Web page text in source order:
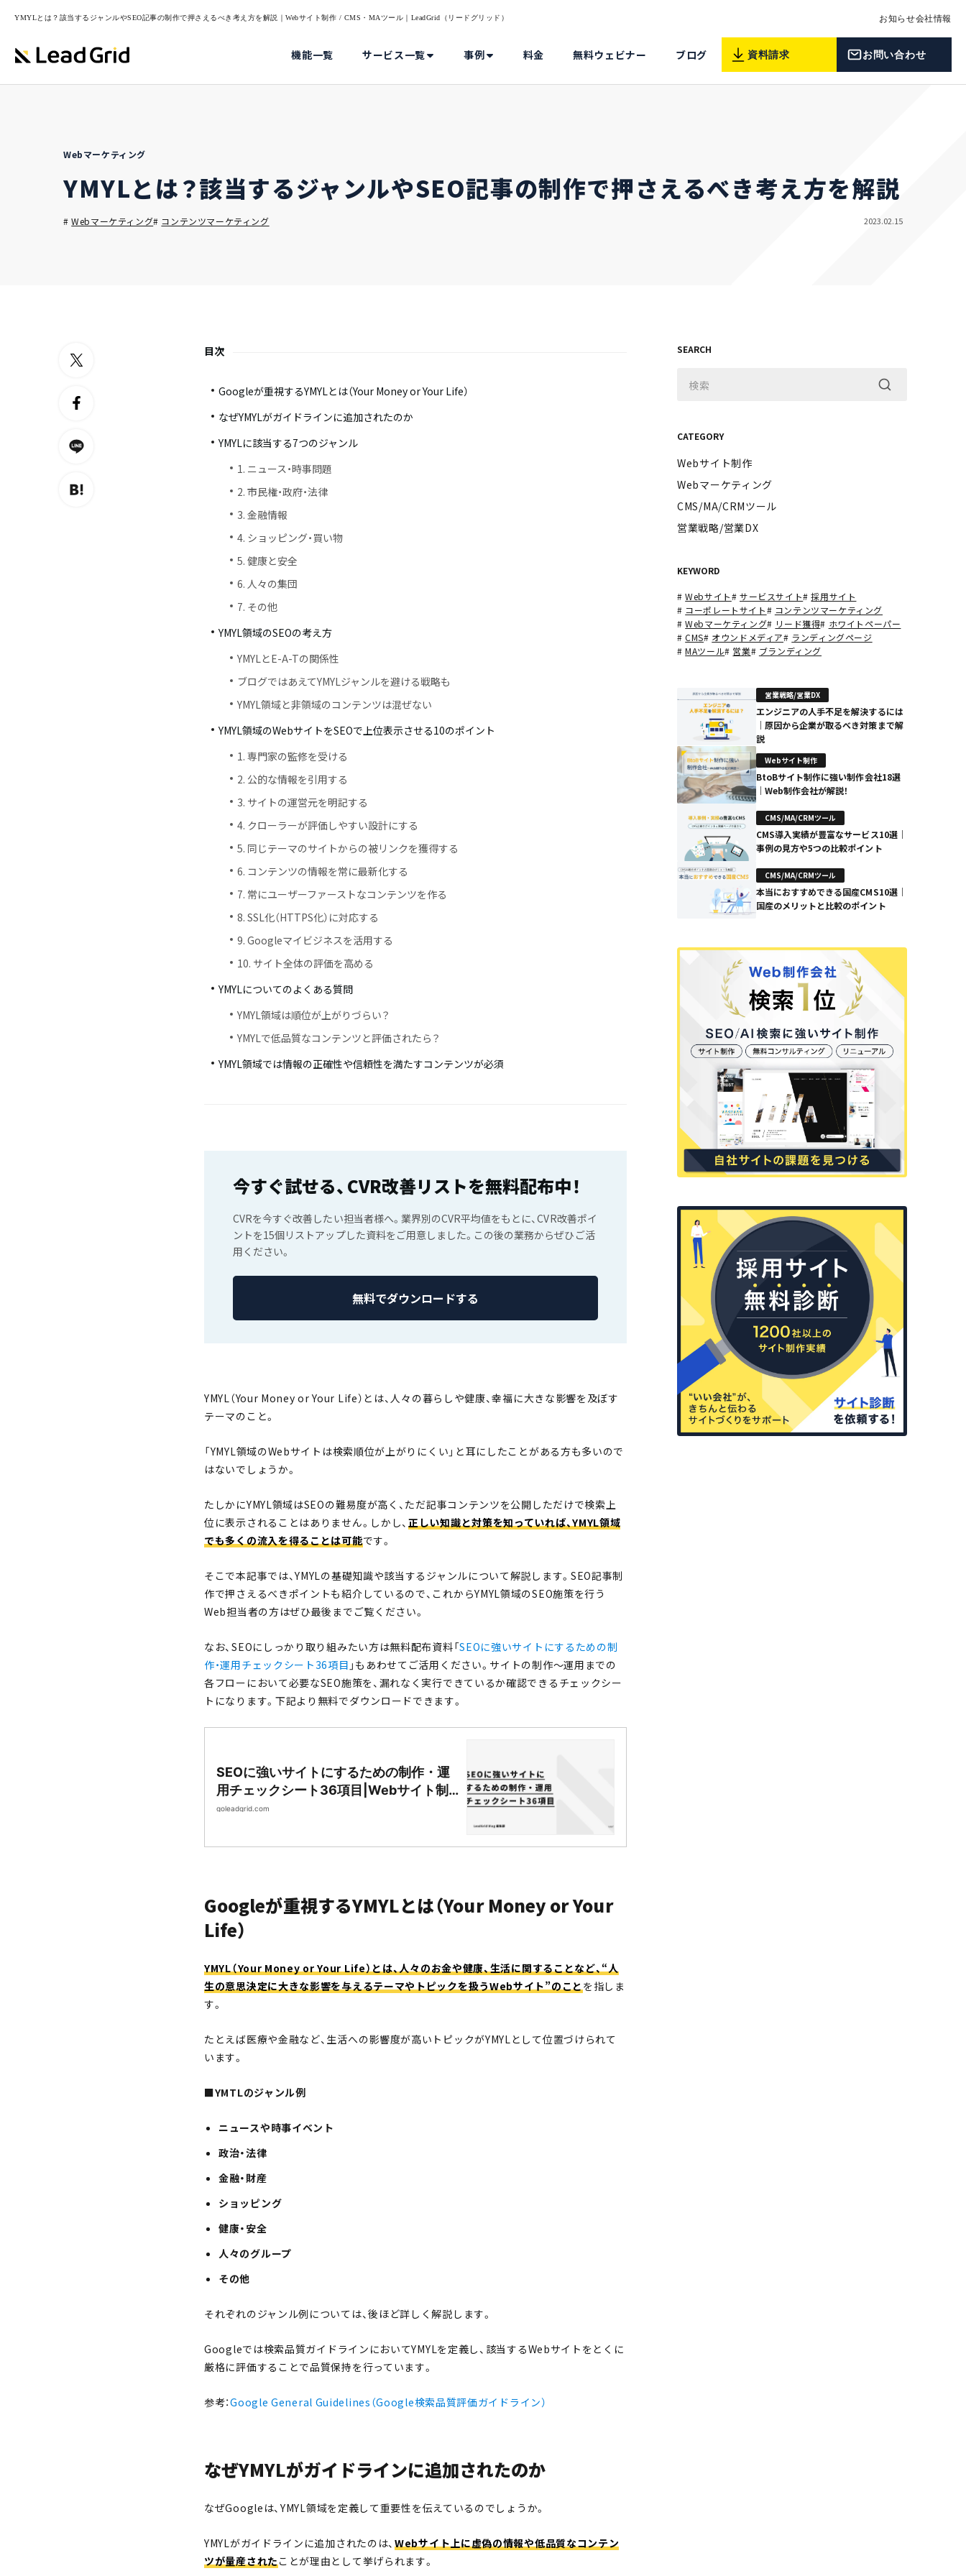
YMYLとは？該当するジャンルやSEO記事の制作で押さえるべき考え方を解説｜Webサイト制作 / CMS・MAツール｜LeadGrid（リードグリッド） お知らせ会社情報
機能一覧 サービス一覧 事例 料金 無料ウェビナー ブログ 資料請求 お問い合わせ
Webマーケティング
YMYLとは？該当するジャンルやSEO記事の制作で押さえるべき考え方を解説
#Webマーケティング# コンテンツマーケティング 2023.02.15
目次
Googleが重視するYMYLとは（Your Money or Your Life）
なぜYMYLがガイドラインに追加されたのか
YMYLに該当する7つのジャンル
1. ニュース・時事問題
2. 市民権・政府・法律
3. 金融情報
4. ショッピング・買い物
5. 健康と安全
6. 人々の集団
7. その他
YMYL領域のSEOの考え方
YMYLとE-A-Tの関係性
ブログではあえてYMYLジャンルを避ける戦略も
YMYL領域と非領域のコンテンツは混ぜない
YMYL領域のWebサイトをSEOで上位表示させる10のポイント
1. 専門家の監修を受ける
2. 公的な情報を引用する
3. サイトの運営元を明記する
4. クローラーが評価しやすい設計にする
5. 同じテーマのサイトからの被リンクを獲得する
6. コンテンツの情報を常に最新化する
7. 常にユーザーファーストなコンテンツを作る
8. SSL化（HTTPS化）に対応する
9. Googleマイビジネスを活用する
10. サイト全体の評価を高める
YMYLについてのよくある質問
YMYL領域は順位が上がりづらい？
YMYLで低品質なコンテンツと評価されたら？
YMYL領域では情報の正確性や信頼性を満たすコンテンツが必須
今すぐ試せる、CVR改善リストを無料配布中！
CVRを今すぐ改善したい担当者様へ。業界別のCVR平均値をもとに、CVR改善ポイ
ントを15個リストアップした資料をご用意しました。この後の業務からぜひご活
用ください。
無料でダウンロードする
YMYL（Your Money or Your Life）とは、人々の暮らしや健康、幸福に大きな影響を及ぼす
テーマのこと。
「YMYL領域のWebサイトは検索順位が上がりにくい」と耳にしたことがある方も多いので
はないでしょうか。
たしかにYMYL領域はSEOの難易度が高く、ただ記事コンテンツを公開しただけで検索上
位に表示されることはありません。しかし、正しい知識と対策を知っていれば、YMYL領域
でも多くの流入を得ることは可能です。
そこで本記事では、YMYLの基礎知識や該当するジャンルについて解説します。SEO記事制
作で押さえるべきポイントも紹介しているので、これからYMYL領域のSEO施策を行う
Web担当者の方はぜひ最後までご覧ください。
なお、SEOにしっかり取り組みたい方は無料配布資料「SEOに強いサイトにするための制
作・運用チェックシート36項目 」もあわせてご活用ください。サイトの制作〜運用までの
各フローにおいて必要なSEO施策を、漏れなく実行できているか確認できるチェックシー
トになります。下記より無料でダウンロードできます。
SEOに強いサイトにするための制作・運
用チェックシート36項目|Webサイト制
作・CMS開発｜LeadGrid
goleadgrid.com
Googleが重視するYMYLとは（Your Money or Your
Life）
YMYL（Your Money or Your Life）とは、人々のお金や健康、生活に関することなど、“人
生の意思決定に大きな影響を与えるテーマやトピックを扱うWebサイト”のことを指しま
す。
たとえば医療や金融など、生活への影響度が高いトピックがYMYLとして位置づけられて
います。
■YMTLのジャンル例
ニュースや時事イベント
政治・法律
金融・財産
ショッピング
健康・安全
人々のグループ
その他
それぞれのジャンル例については、後ほど詳しく解説します。
Googleでは検索品質ガイドラインにおいてYMYLを定義し、該当するWebサイトをとくに
厳格に評価することで品質保持を行っています。
参考：Google General Guidelines（Google検索品質評価ガイドライン）
なぜYMYLがガイドラインに追加されたのか
なぜGoogleは、YMYL領域を定義して重要性を伝えているのでしょうか。
YMYLがガイドラインに追加されたのは、Webサイト上に虚偽の情報や低品質なコンテン
ツが量産されたことが理由として挙げられます。
SEARCH
CATEGORY
Webサイト制作
Webマーケティング
CMS/MA/CRMツール
営業戦略/営業DX
KEYWORD
#Webサイト#サービスサイト#採用サイト
# コーポレートサイト# コンテンツマーケティング
#Webマーケティング# リード獲得# ホワイトペーパー
#CMS# オウンドメディア# ランディングページ
#MAツール# 営業# ブランディング
営業戦略/営業DX
エンジニアの人手不足を解決するには
｜原因から企業が取るべき対策まで解
説
Webサイト制作
BtoBサイト制作に強い制作会社18選
｜Web制作会社が解説！
CMS/MA/CRMツール
CMS導入実績が豊富なサービス10選｜
事例の見方や5つの比較ポイント
CMS/MA/CRMツール
本当におすすめできる国産CMS10選｜
国産のメリットと比較のポイント